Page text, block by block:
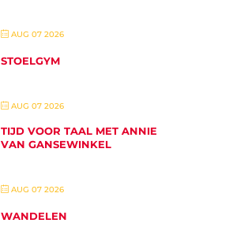
AUG 07 2026
STOELGYM
AUG 07 2026
TIJD VOOR TAAL MET ANNIE
VAN GANSEWINKEL
AUG 07 2026
WANDELEN